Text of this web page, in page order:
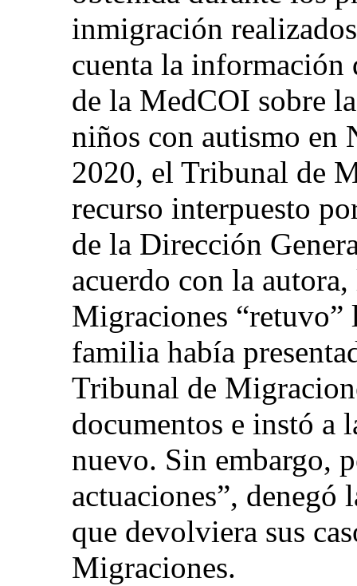
inmigración
cuenta la información
de la MedCOI sobre
niños con autismo en
2020, el Tribunal de
recurso interpuesto
de la Dirección
acuerdo con la
Migraciones “retuvo”
familia había
Tribunal de
documentos e instó a
nuevo. Sin embargo,
actuaciones”,
que devolviera sus
Migraciones.